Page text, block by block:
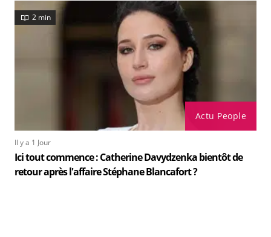
Actu People
2 min
Il y a 1 Jour
Ici tout commence : Catherine Davydzenka bientôt de
retour après l'affaire Stéphane Blancafort ?